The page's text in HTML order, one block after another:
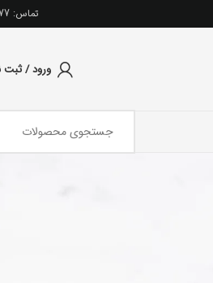
تماس: 0989331985177
ورود / ثبت